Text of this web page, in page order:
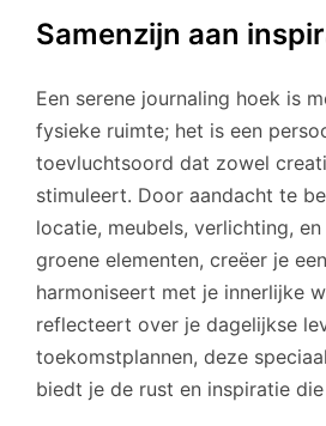
Samenzijn aan
Een serene journaling hoek is
fysieke ruimte; het is een
toevluchtsoord dat zowel
stimuleert. Door aandacht te
locatie, meubels, verlichting,
groene elementen, creëer je
harmoniseert met je innerlijke
reflecteert over je dagelijkse
toekomstplannen, deze
biedt je de rust en inspiratie